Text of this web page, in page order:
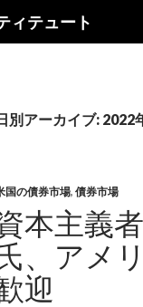
ィテュート
別アーカイブ: 2022
国の債券市場, 債券市場
本主義
、アメ
迎